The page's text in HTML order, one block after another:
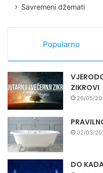
Savremeni džemati
Popularno
ZIKROVI
26/05/
02/03/
DO